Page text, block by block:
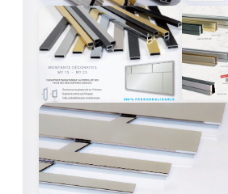
GARDE CORPS EN VERRE
VERRIÈRE TYPE ATELIER
VERRES TEXTURÉS
PLEXIGLAS PMMA
DOUBLE VITRAGE
ACCESSOIRES & QUINCAILLERIE